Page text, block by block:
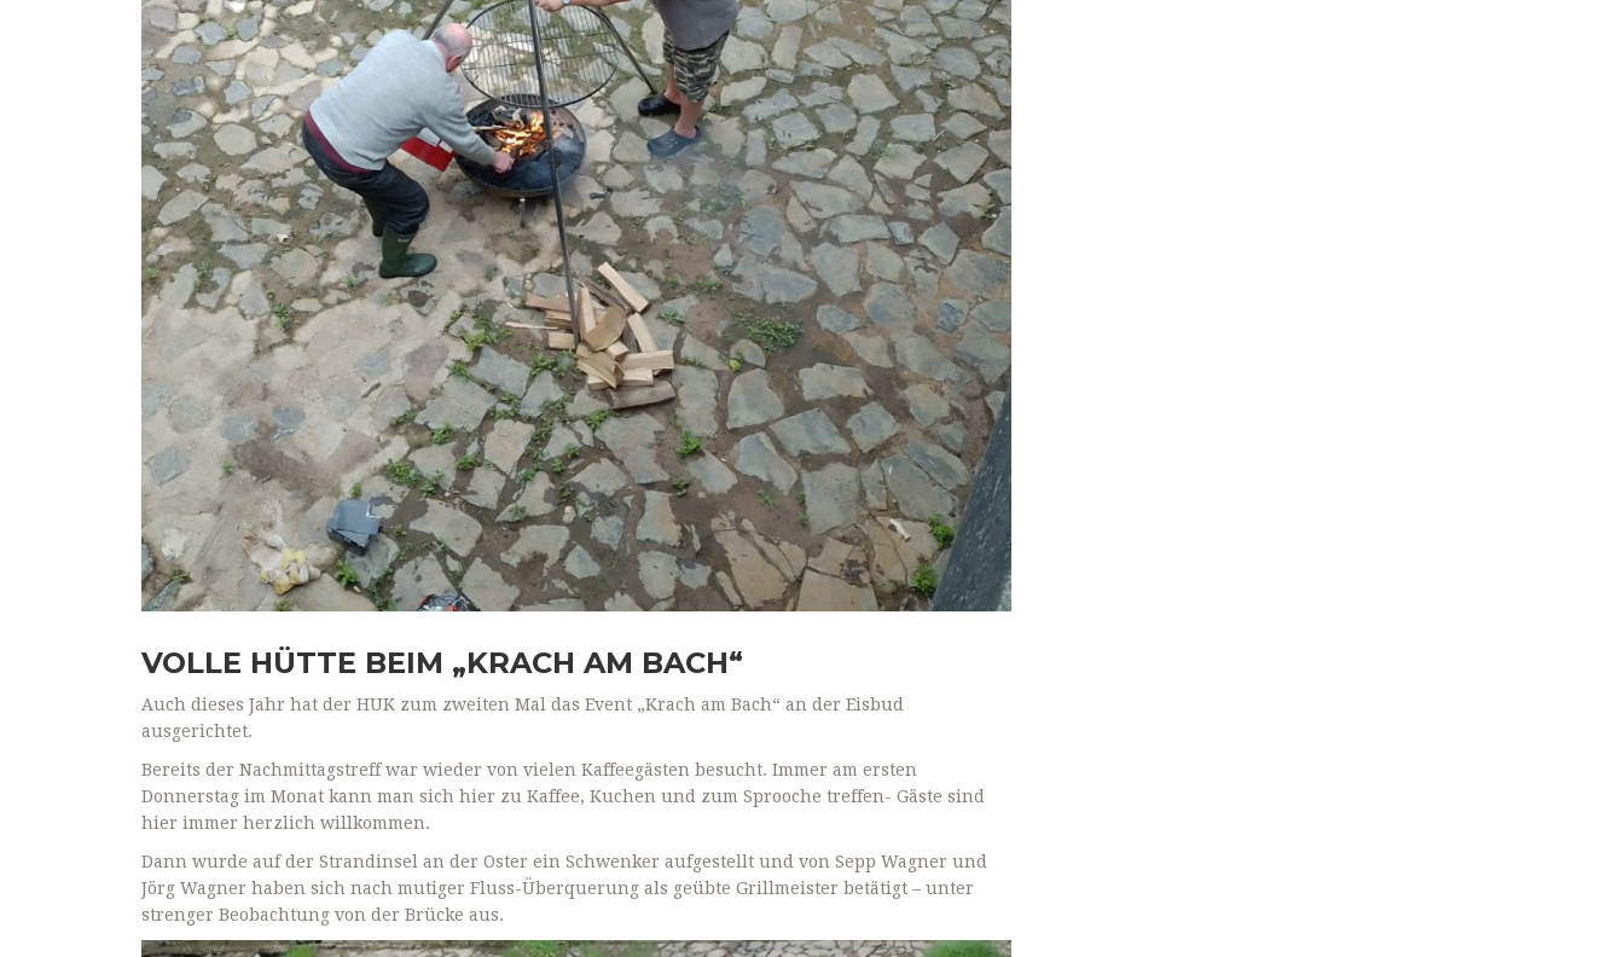
VOLLE HÜTTE BEIM „KRACH AM BACH“
Auch dieses Jahr hat der HUK zum zweiten Mal das Event „Krach am Bach“ an der Eisbud
ausgerichtet.
Bereits der Nachmittagstreff war wieder von vielen Kaffeegästen besucht. Immer am ersten
Donnerstag im Monat kann man sich hier zu Kaffee, Kuchen und zum Sprooche treffen- Gäste sind
hier immer herzlich willkommen.
Dann wurde auf der Strandinsel an der Oster ein Schwenker aufgestellt und von Sepp Wagner und
Jörg Wagner haben sich nach mutiger Fluss-Überquerung als geübte Grillmeister betätigt – unter
strenger Beobachtung von der Brücke aus.